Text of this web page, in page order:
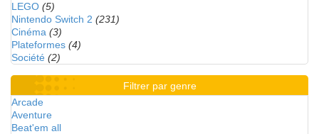
LEGO (5)
Nintendo Switch 2 (231)
Cinéma (3)
Plateformes (4)
Société (2)
Filtrer par genre
Arcade
Aventure
Beat'em all